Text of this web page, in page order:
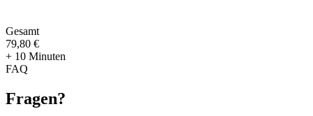
Gesamt
79,80 €
+ 10 Minuten
FAQ
Fragen?